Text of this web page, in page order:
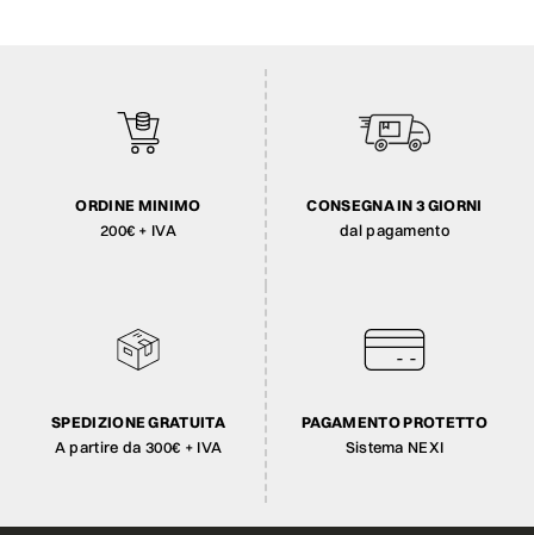
ORDINE MINIMO
200€ + IVA
CONSEGNA IN 3 GIORNI
dal pagamento
SPEDIZIONE GRATUITA
A partire da 300€ + IVA
PAGAMENTO PROTETTO
Sistema NEXI